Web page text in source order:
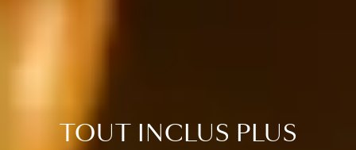
TOUT INCLUS PLUS